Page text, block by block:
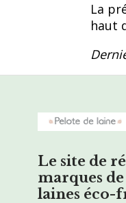
La
haut
Le site de
marques
laines éco-